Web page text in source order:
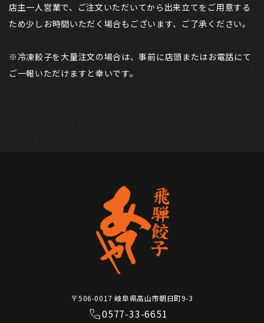
店主一人営業で、ご注文いただいてから出来立てをご用意する
ため少しお時間いただく場合もございます、ご了承ください。
※冷凍餃子を大量注文の場合は、事前に店頭またはお電話にて
ご一報いただけますと幸いです。
〒506-0017 岐阜県高山市朝日町9-3
0577-33-6651